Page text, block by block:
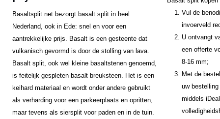
Basaltsplit.net bezorgt basalt split in heel
Nederland, ook in Ede: snel en voor een
aantrekkelijke prijs. Basalt is een gesteente dat
vulkanisch gevormd is door de stolling van lava.
Basalt split, ook wel kleine basaltstenen genoemd,
is feitelijk gespleten basalt breuksteen. Het is een
keihard materiaal en wordt onder andere gebruikt
als verharding voor een parkeerplaats en opritten,
maar tevens als siersplit voor paden en in de tuin.
Vul de
invoerveld
U ontvangt
een offerte
8-16 mm;
Met de
uw
middels